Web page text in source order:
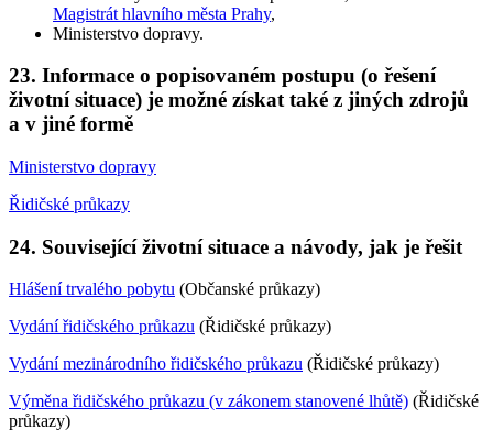
Magistrát hlavního města Prahy,
Ministerstvo dopravy.
23. Informace o popisovaném postupu (o řešení
životní situace) je možné získat také z jiných zdrojů
a v jiné formě
Ministerstvo dopravy
Řidičské průkazy
24. Související životní situace a návody, jak je řešit
Hlášení trvalého pobytu (Občanské průkazy)
Vydání řidičského průkazu (Řidičské průkazy)
Vydání mezinárodního řidičského průkazu (Řidičské průkazy)
Výměna řidičského průkazu (v zákonem stanovené lhůtě) (Řidičské
průkazy)